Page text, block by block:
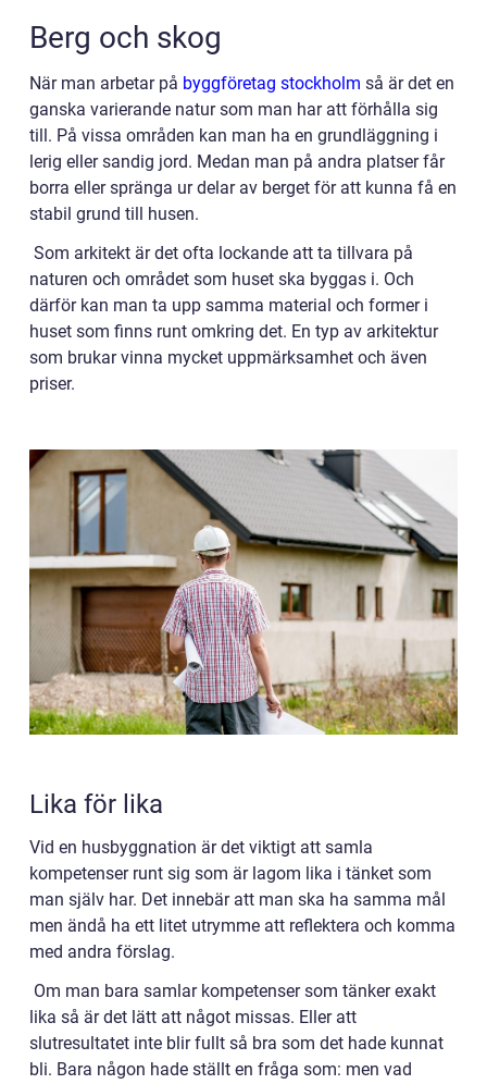
Berg och skog
När man arbetar på byggföretag stockholm så är det en
ganska varierande natur som man har att förhålla sig
till. På vissa områden kan man ha en grundläggning i
lerig eller sandig jord. Medan man på andra platser får
borra eller spränga ur delar av berget för att kunna få en
stabil grund till husen.
Som arkitekt är det ofta lockande att ta tillvara på
naturen och området som huset ska byggas i. Och
därför kan man ta upp samma material och former i
huset som finns runt omkring det. En typ av arkitektur
som brukar vinna mycket uppmärksamhet och även
priser.
Lika för lika
Vid en husbyggnation är det viktigt att samla
kompetenser runt sig som är lagom lika i tänket som
man själv har. Det innebär att man ska ha samma mål
men ändå ha ett litet utrymme att reflektera och komma
med andra förslag.
Om man bara samlar kompetenser som tänker exakt
lika så är det lätt att något missas. Eller att
slutresultatet inte blir fullt så bra som det hade kunnat
bli. Bara någon hade ställt en fråga som: men vad